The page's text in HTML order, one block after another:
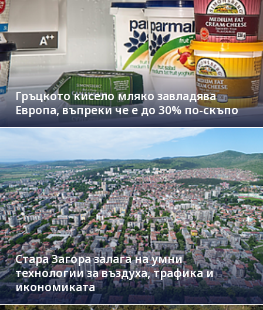
Гръцкото кисело мляко завладява
Европа, въпреки че е до 30% по-скъпо
Стара Загора залага на умни
технологии за въздуха, трафика и
икономиката